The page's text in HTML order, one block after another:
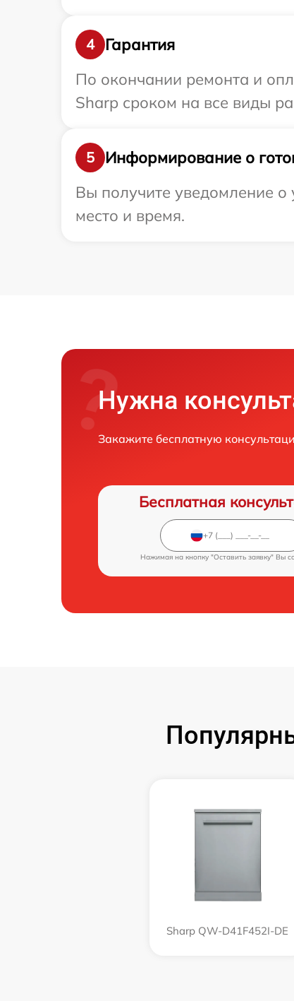
4
Гарантия
По окончании ремонта и
Sharp сроком на все виды
5
Информирование о
Вы получите уведомление о
место и время.
Нужна
Закажите бесплатную
Бесплатная
Нажимая на кнопку "Оставить заявку" Вы
Sharp QW-D41F452I-DE